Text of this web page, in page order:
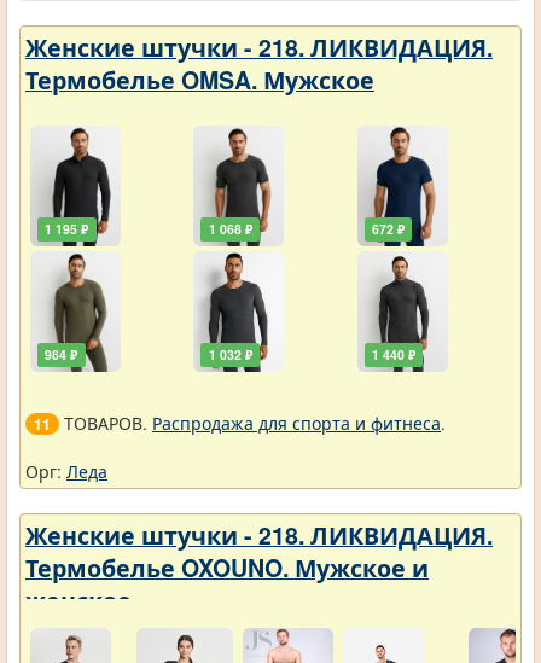
Женские штучки - 218. ЛИКВИДАЦИЯ.
Термобелье OMSA. Мужское
1 195 ₽
984 ₽
1 068 ₽
1 032 ₽
672 ₽
1 440 ₽
11 ТОВАРОВ. Распродажа для спорта и фитнеса.
Орг: Леда
Женские штучки - 218. ЛИКВИДАЦИЯ.
Термобелье OXOUNO. Мужское и
женское